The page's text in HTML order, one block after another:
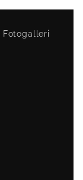
Fotogalleri